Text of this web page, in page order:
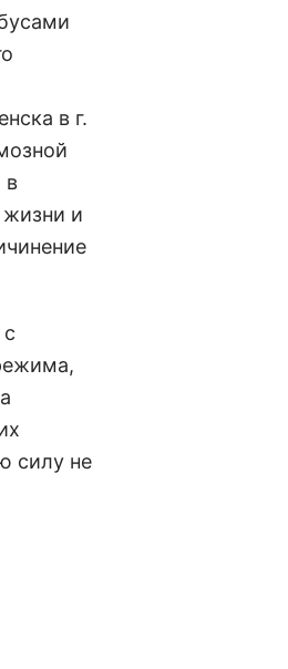
в г.
в
жизни и
силу не